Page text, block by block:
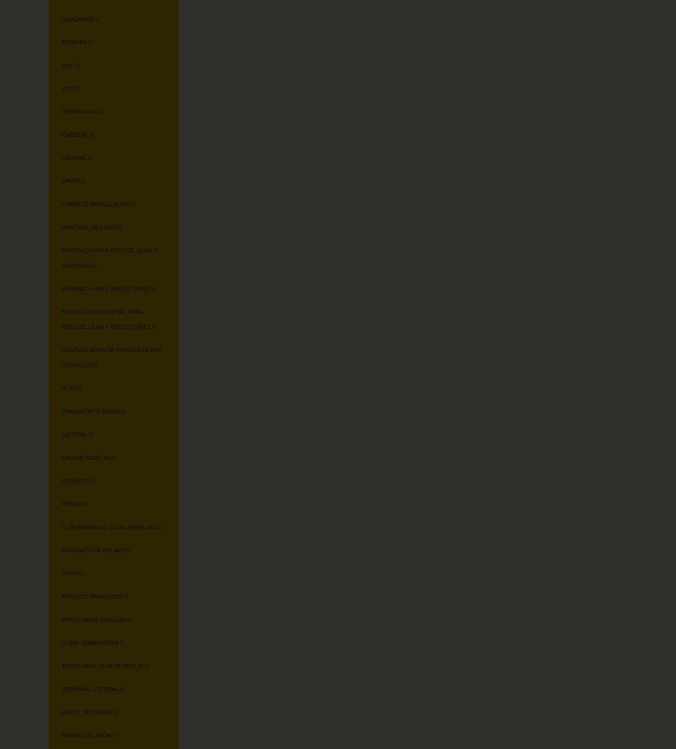
CUADRADO ()
BISAGRA ()
270º ()
170º ()
CERRADURA ()
CABEZAL ()
LATERAL ()
APOYO ()
CARRETE ENROLLAHILO ()
CONTROL DE LÍNEA ()
MORDAZA PARA FOTOCÉLULAS O
SENSORES ()
MORDAZA PARA REFLECTORES ()
MORDAZA UNIVERSAL PARA
FOTOCÉLULAS Y REFLECTORES ()
CONTROLADOR DE PRESENCIA POR
CONTACTO ()
GUÍA ()
TRANSPORTE AÉREO ()
LATERAL ()
SALVAETIQUETAS ()
RODILLOS ()
PERLAS ()
CURVADORA DE GUÍAS (MANUAL) ()
MORDAZA DE ENLACE ()
PERNO ()
MÓDULO SEPARADOR ()
PERFIL PARA VARILLAS ()
CUÑA SEPARADORA ()
TOPES PARA GUÍA DE PERLAS ()
TERMINAL LATERAL ()
PERFIL DE CIERRE ()
BARRA DE UNIÓN ()